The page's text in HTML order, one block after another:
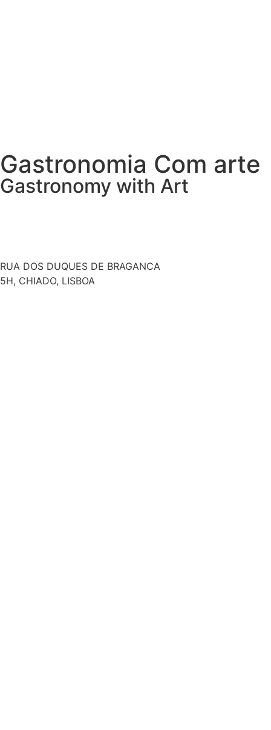
Gastronomia Com arte
Gastronomy with Art
RUA DOS DUQUES DE BRAGANCA
5H, CHIADO, LISBOA